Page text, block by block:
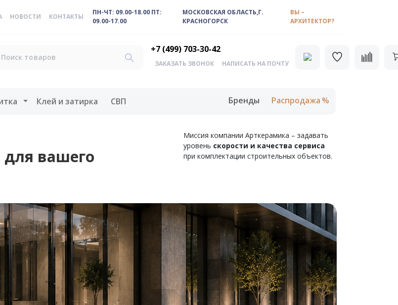
НОВОСТИ КОНТАКТЫ
ПН-ЧТ: 09.00-18.00 ПТ:
09.00-17.00
МОСКОВСКАЯ ОБЛАСТЬ,Г.
КРАСНОГОРСК
ВЫ –
АРХИТЕКТОР?
+7 (499) 703-30-42
ЗАКАЗАТЬ ЗВОНОК НАПИСАТЬ НА ПОЧТУ
Открыть меню
Клей и затирка СВП Бренды Распродажа
для вашего
Миссия компании Арткерамика – задавать
уровень скорости и качества сервиса
при комплектации строительных объектов.